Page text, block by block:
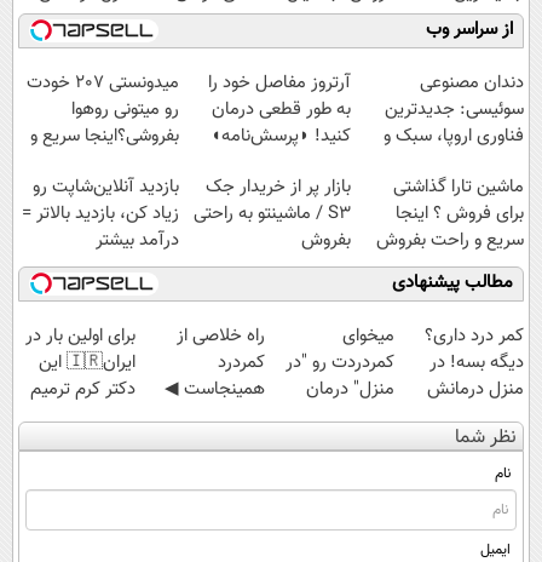
فناوری اروپا،
سبک و مقاوم |
پرداخت قسطی
راحت بفروش
کنید!
◗پرسش‌نامه◖
کن
(◀پرسش‌نامه)
از سراسر وب
دندان مصنوعی
سوئیسی: جدیدترین
فناوری اروپا، سبک و
قسطی
آرتروز مفاصل خود را
به طور قطعی درمان
کنید! ◗پرسش‌نامه◖
میدونستی 207 خودت
رو میتونی روهوا
بفروشی؟اینجا سریع و
ماشین تارا گذاشتی
برای فروش ؟ اینجا
سریع و راحت بفروش
بازار پر از خریدار جک
S3 / ماشینتو به راحتی
بفروش
بازدید آنلاین‌شاپت رو
زیاد کن، بازدید بالاتر =
درآمد بیشتر
مطالب پیشنهادی
کمر درد داری؟
دیگه بسه! در
منزل درمانش
کن
(◀پرسش‌نامه)
میخوای
کمردردت رو "در
منزل" درمان
کنی؟ (◂فیلم +
◂پرسش‌نامه)
‌راه خلاصی از
کمردرد
همینجاست ◀
فقط کافیه فرم
رو پر کنی!
برای اولین بار در
ایران🇮🇷 این
دکتر کرم ترمیم
کننده 23 روزه
ساخت!
نظر شما
نام
ایمیل